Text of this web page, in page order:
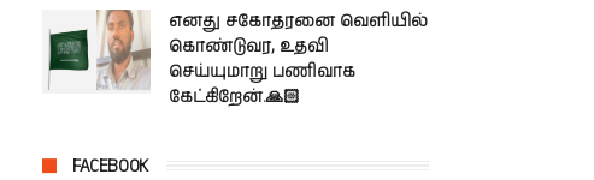
எனது சகோதரனை வெளியில்
கொண்டுவர, உதவி
செய்யுமாறு பணிவாக
கேட்கிறேன்.🙏🏻
FACEBOOK